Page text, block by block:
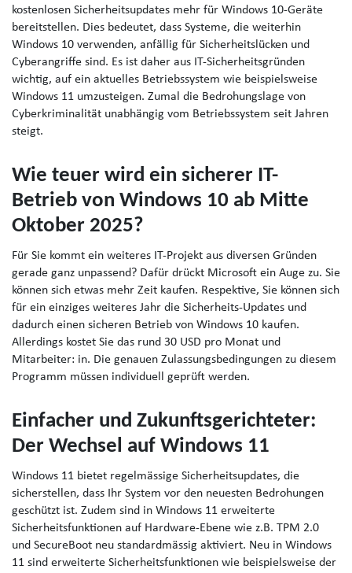
kostenlosen Sicherheitsupdates mehr für Windows 10-Geräte
bereitstellen. Dies bedeutet, dass Systeme, die weiterhin
Windows 10 verwenden, anfällig für Sicherheitslücken und
Cyberangriffe sind. Es ist daher aus IT-Sicherheitsgründen
wichtig, auf ein aktuelles Betriebssystem wie beispielsweise
Windows 11 umzusteigen. Zumal die Bedrohungslage von
Cyberkriminalität unabhängig vom Betriebssystem seit Jahren
steigt.
Wie teuer wird ein sicherer IT-
Betrieb von Windows 10 ab Mitte
Oktober 2025?
Für Sie kommt ein weiteres IT-Projekt aus diversen Gründen
gerade ganz unpassend? Dafür drückt Microsoft ein Auge zu. Sie
können sich etwas mehr Zeit kaufen. Respektive, Sie können sich
für ein einziges weiteres Jahr die Sicherheits-Updates und
dadurch einen sicheren Betrieb von Windows 10 kaufen.
Allerdings kostet Sie das rund 30 USD pro Monat und
Mitarbeiter: in. Die genauen Zulassungsbedingungen zu diesem
Programm müssen individuell geprüft werden.
Einfacher und Zukunftsgerichteter:
Der Wechsel auf Windows 11
Windows 11 bietet regelmässige Sicherheitsupdates, die
sicherstellen, dass Ihr System vor den neuesten Bedrohungen
geschützt ist. Zudem sind in Windows 11 erweiterte
Sicherheitsfunktionen auf Hardware-Ebene wie z.B. TPM 2.0
und SecureBoot neu standardmässig aktiviert. Neu in Windows
11 sind erweiterte Sicherheitsfunktionen wie beispielsweise der